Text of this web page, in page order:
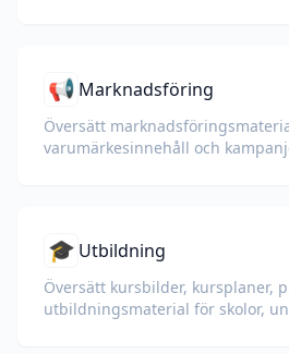
📢 Marknadsföring
Översätt
varumärkesinnehåll och
🎓 Utbildning
Översätt kursbilder, kursplaner,
utbildningsmaterial för skolor,